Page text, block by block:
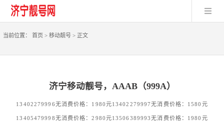
当前位置： 首页> 移动靓号 >正文
济宁移动靓号，AAAB（999A）
13402279996无消费价格：1980元13402279997无消费价格：1580元
13405479998无消费价格：2980元13506389993无消费价格：1980元